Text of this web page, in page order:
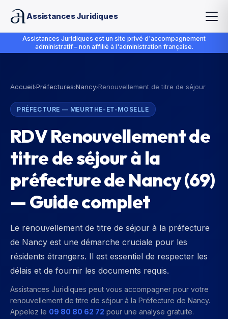
Assistances Juridiques
Assistances Juridiques est un site privé d'accompagnement
administratif – non affilié à l'administration française.
Accueil›Préfectures›Nancy›Renouvellement de titre de séjour
PRÉFECTURE — MEURTHE-ET-MOSELLE
RDV Renouvellement de
titre de séjour à la
préfecture de Nancy (69)
— Guide complet
Le renouvellement de titre de séjour à la préfecture
de Nancy est une démarche cruciale pour les
résidents étrangers. Il est essentiel de respecter les
délais et de fournir les documents requis.
Assistances Juridiques peut vous accompagner pour votre
renouvellement de titre de séjour à la Préfecture de Nancy.
Appelez le 09 80 80 62 72 pour une analyse gratuite.